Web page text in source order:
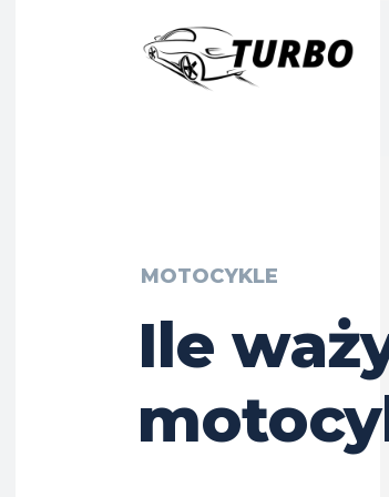
MOTOCYKLE
Ile